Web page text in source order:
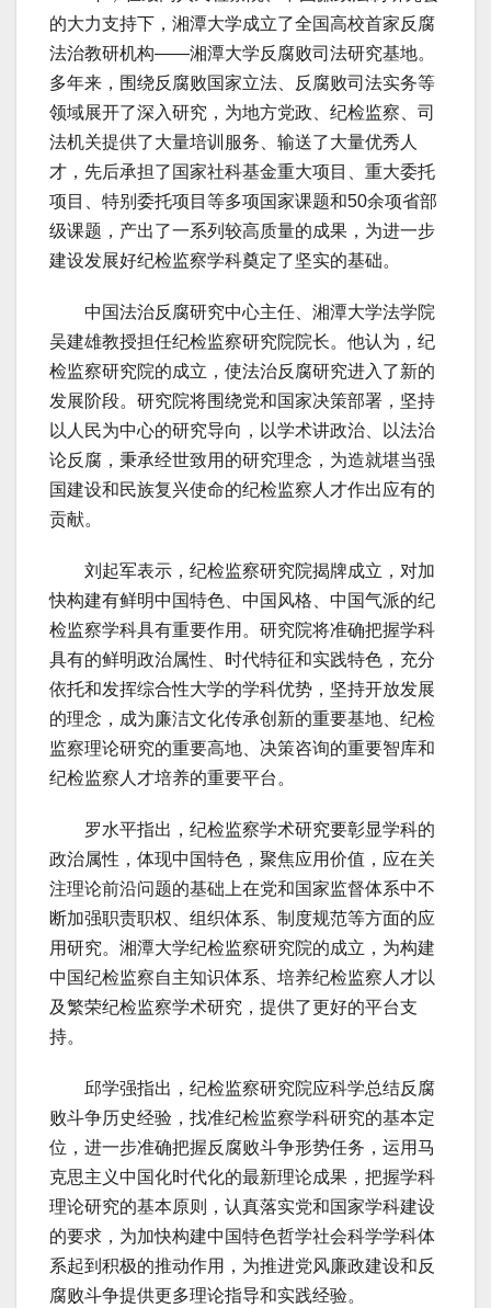
的大力支持下，湘潭大学成立了全国高校首家反腐
法治教研机构——湘潭大学反腐败司法研究基地。
多年来，围绕反腐败国家立法、反腐败司法实务等
领域展开了深入研究，为地方党政、纪检监察、司
法机关提供了大量培训服务、输送了大量优秀人
才，先后承担了国家社科基金重大项目、重大委托
项目、特别委托项目等多项国家课题和50余项省部
级课题，产出了一系列较高质量的成果，为进一步
建设发展好纪检监察学科奠定了坚实的基础。
中国法治反腐研究中心主任、湘潭大学法学院
吴建雄教授担任纪检监察研究院院长。他认为，纪
检监察研究院的成立，使法治反腐研究进入了新的
发展阶段。研究院将围绕党和国家决策部署，坚持
以人民为中心的研究导向，以学术讲政治、以法治
论反腐，秉承经世致用的研究理念，为造就堪当强
国建设和民族复兴使命的纪检监察人才作出应有的
贡献。
刘起军表示，纪检监察研究院揭牌成立，对加
快构建有鲜明中国特色、中国风格、中国气派的纪
检监察学科具有重要作用。研究院将准确把握学科
具有的鲜明政治属性、时代特征和实践特色，充分
依托和发挥综合性大学的学科优势，坚持开放发展
的理念，成为廉洁文化传承创新的重要基地、纪检
监察理论研究的重要高地、决策咨询的重要智库和
纪检监察人才培养的重要平台。
罗水平指出，纪检监察学术研究要彰显学科的
政治属性，体现中国特色，聚焦应用价值，应在关
注理论前沿问题的基础上在党和国家监督体系中不
断加强职责职权、组织体系、制度规范等方面的应
用研究。湘潭大学纪检监察研究院的成立，为构建
中国纪检监察自主知识体系、培养纪检监察人才以
及繁荣纪检监察学术研究，提供了更好的平台支
持。
邱学强指出，纪检监察研究院应科学总结反腐
败斗争历史经验，找准纪检监察学科研究的基本定
位，进一步准确把握反腐败斗争形势任务，运用马
克思主义中国化时代化的最新理论成果，把握学科
理论研究的基本原则，认真落实党和国家学科建设
的要求，为加快构建中国特色哲学社会科学学科体
系起到积极的推动作用，为推进党风廉政建设和反
腐败斗争提供更多理论指导和实践经验。